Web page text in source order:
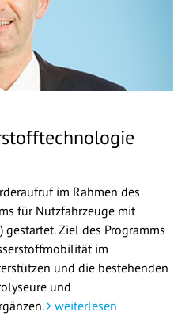
im Rahmen des
für Nutzfahrzeuge mit
gestartet. Ziel des Programms
im
und die bestehenden
und
weiterlesen